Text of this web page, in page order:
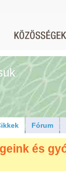
Fórum
és